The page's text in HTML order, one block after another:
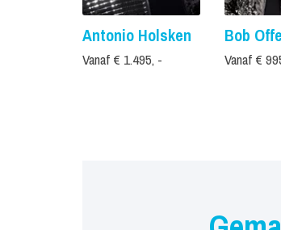
Antonio Holsken
Vanaf € 1.495, -
Bob
Vanaf €